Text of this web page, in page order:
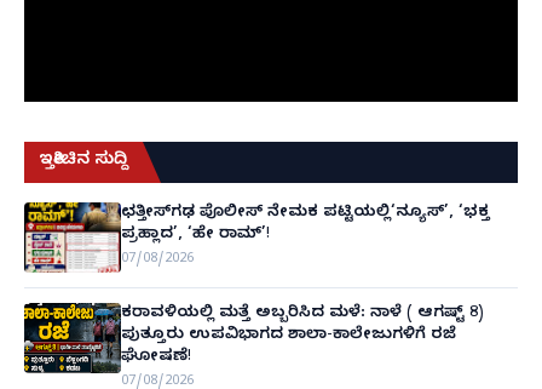
ಇತ್ತೀಚಿನ ಸುದ್ದಿ
ಛತ್ತೀಸ್‌ಗಢ ಪೊಲೀಸ್ ನೇಮಕ ಪಟ್ಟಿಯಲ್ಲಿ‘ನ್ಯೂಸ್’, ‘ಭಕ್ತ
ಪ್ರಹ್ಲಾದ’, ‘ಹೇ ರಾಮ್’!
07/08/2026
ಕರಾವಳಿಯಲ್ಲಿ ಮತ್ತೆ ಅಬ್ಬರಿಸಿದ ಮಳೆ: ನಾಳೆ ( ಆಗಷ್ಟ್ 8)
ಪುತ್ತೂರು ಉಪವಿಭಾಗದ ಶಾಲಾ-ಕಾಲೇಜುಗಳಿಗೆ ರಜೆ
ಘೋಷಣೆ!
07/08/2026